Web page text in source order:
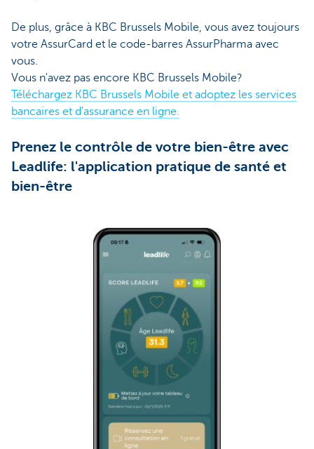
De plus, grâce à KBC Brussels Mobile, vous avez toujours
votre AssurCard et le code-barres AssurPharma avec
vous.
Vous n'avez pas encore KBC Brussels Mobile?
Téléchargez KBC Brussels Mobile et adoptez les services
bancaires et d'assurance en ligne.
Prenez le contrôle de votre bien-être avec
Leadlife: l'application pratique de santé et
bien-être